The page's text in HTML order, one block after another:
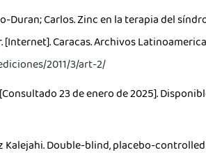
Duran; Carlos. Zinc en la terapia del
Caracas. Archivos
2011/3/art-2/
23 de enero de 2025].
Kalejahi. Double-blind, placebo-